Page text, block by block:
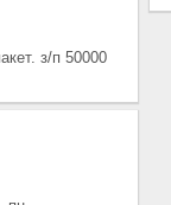
з/п 50000